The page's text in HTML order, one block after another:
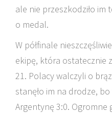
ale nie przeszkodziło
o medal.
W półfinale
ekipę, która ostatecznie
21. Polacy walczyli o
stanęło im na drodze,
Argentynę 3:0. Ogromne